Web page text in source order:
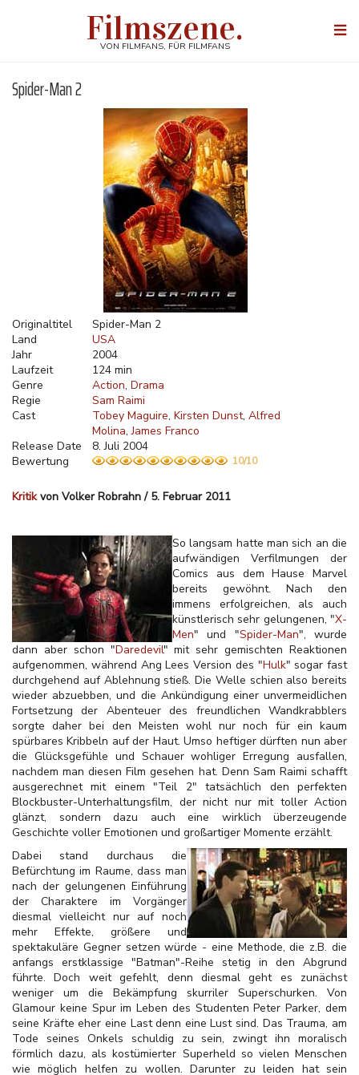
Filmszene.
VON FILMFANS, FÜR FILMFANS
Spider-Man 2
Originaltitel
Spider-Man 2
Land
USA
Jahr
2004
Laufzeit
124 min
Genre
Action Drama
Regie
Sam Raimi
Cast
Tobey Maguire Kirsten Dunst Alfred
Molina James Franco
Release Date
8. Juli 2004
Bewertung
10/10
Kritikvon Volker Robrahn / 5. Februar 2011
So langsam hatte man sich an die
aufwändigen Verfilmungen der
Comics aus dem Hause Marvel
bereits gewöhnt. Nach den
immens erfolgreichen, als auch
künstlerisch sehr gelungenen, "X-
Men" und "Spider-Man", wurde
dann aber schon "Daredevil" mit sehr gemischten Reaktionen
aufgenommen, während Ang Lees Version des "Hulk" sogar fast
durchgehend auf Ablehnung stieß. Die Welle schien also bereits
wieder abzuebben, und die Ankündigung einer unvermeidlichen
Fortsetzung der Abenteuer des freundlichen Wandkrabblers
sorgte daher bei den Meisten wohl nur noch für ein kaum
spürbares Kribbeln auf der Haut. Umso heftiger dürften nun aber
die Glücksgefühle und Schauer wohliger Erregung ausfallen,
nachdem man diesen Film gesehen hat. Denn Sam Raimi schafft
ausgerechnet mit einem "Teil 2" tatsächlich den perfekten
Blockbuster-Unterhaltungsfilm, der nicht nur mit toller Action
glänzt, sondern dazu auch eine wirklich überzeugende
Geschichte voller Emotionen und großartiger Momente erzählt.
Dabei stand durchaus die
Befürchtung im Raume, dass man
nach der gelungenen Einführung
der Charaktere im Vorgänger
diesmal vielleicht nur auf noch
mehr Effekte, größere und
spektakuläre Gegner setzen würde - eine Methode, die z.B. die
anfangs erstklassige "Batman"-Reihe stetig in den Abgrund
führte. Doch weit gefehlt, denn diesmal geht es zunächst
weniger um die Bekämpfung skurriler Superschurken. Von
Glamour keine Spur im Leben des Studenten Peter Parker, dem
seine Kräfte eher eine Last denn eine Lust sind. Das Trauma, am
Tode seines Onkels schuldig zu sein, zwingt ihn moralisch
förmlich dazu, als kostümierter Superheld so vielen Menschen
wie möglich helfen zu wollen. Darunter zu leiden hat sein